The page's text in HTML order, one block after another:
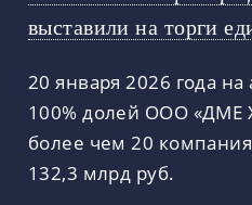
выставили на торги
20 января 2026 года
100% долей ООО «ДМЕ
более чем 20
132,3 млрд руб.